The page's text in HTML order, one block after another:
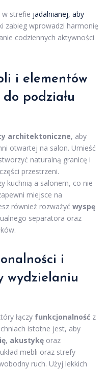
w strefie jadalnianej, aby
zabieg wprowadzi harmonię
codziennych aktywności
i elementów
podziału
architektoniczne, aby
otwartej na salon. Umieść
naturalną granicę i
przestrzeni.
kuchnią a salonem, co nie
miejsce na
również rozważyć wyspę
separatora oraz
i
wydzielaniu
łączy funkcjonalność z
istotne jest, aby
, akustykę oraz
mebli oraz strefy
ruch. Użyj lekkich